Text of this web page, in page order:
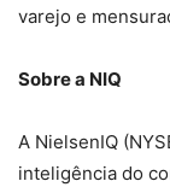
varejo e
Sobre a NIQ
A NielsenIQ
inteligência do